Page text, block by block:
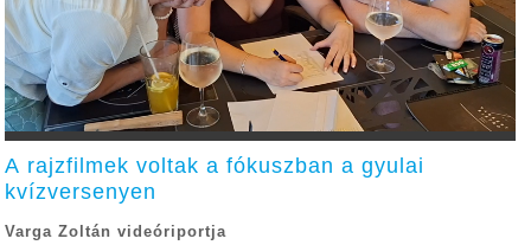
A rajzfilmek voltak a fókuszban a gyulai
kvízversenyen
Varga Zoltán videóriportja